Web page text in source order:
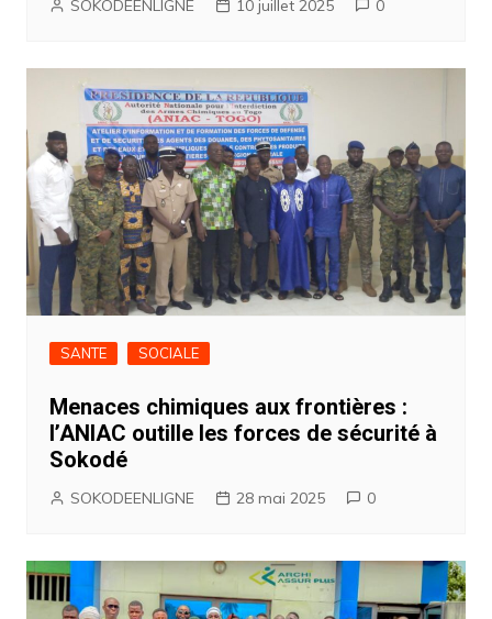
SOKODEENLIGNE 10 juillet 2025 0
SANTE SOCIALE
Menaces chimiques aux frontières :
l’ANIAC outille les forces de sécurité à
Sokodé
SOKODEENLIGNE 28 mai 2025 0